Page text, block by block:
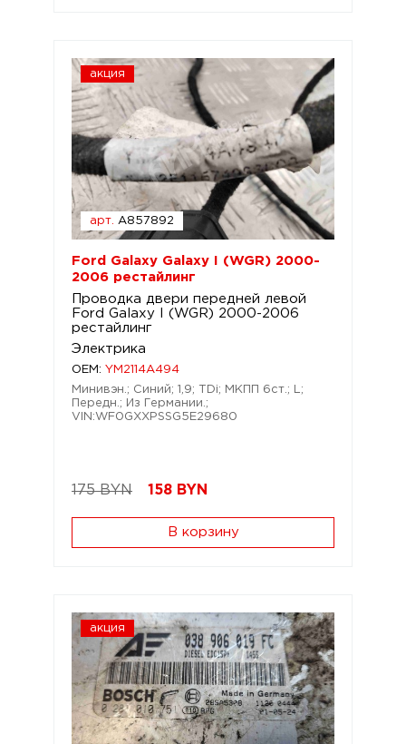
акция
арт. A857892
Ford Galaxy Galaxy I (WGR) 2000-
2006 рестайлинг
Проводка двери передней левой
Ford Galaxy I (WGR) 2000-2006
рестайлинг
Электрика
OEM: YM2114A494
Минивэн.; Синий; 1,9; TDi; МКПП 6ст.; L;
Передн.; Из Германии.;
VIN:WF0GXXPSSG5E29680
175 BYN 158 BYN
В корзину
акция